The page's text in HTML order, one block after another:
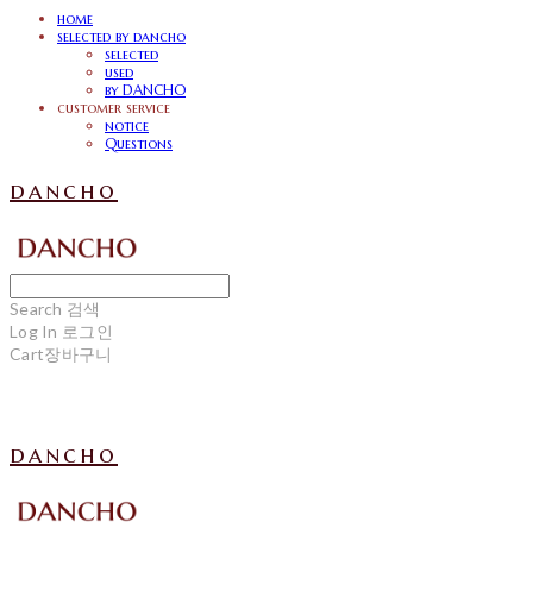
home
selected by dancho
selected
used
by DANCHO
customer service
notice
Questions
dancho
Search 검색
Log In 로그인
Cart장바구니
dancho